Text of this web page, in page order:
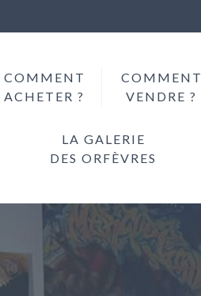
COMMENT
ACHETER ?
COMMENT
VENDRE ?
LA GALERIE
DES ORFÈVRES